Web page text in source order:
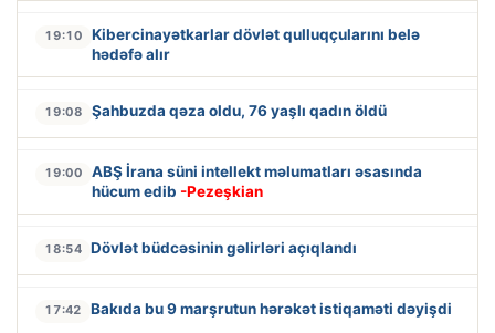
19:10
Kibercinayətkarlar dövlət qulluqçularını belə
hədəfə alır
19:08 Şahbuzda qəza oldu, 76 yaşlı qadın öldü
19:00
ABŞ İrana süni intellekt məlumatları əsasında
hücum edib -Pezeşkian
18:54 Dövlət büdcəsinin gəlirləri açıqlandı
17:42 Bakıda bu 9 marşrutun hərəkət istiqaməti dəyişdi